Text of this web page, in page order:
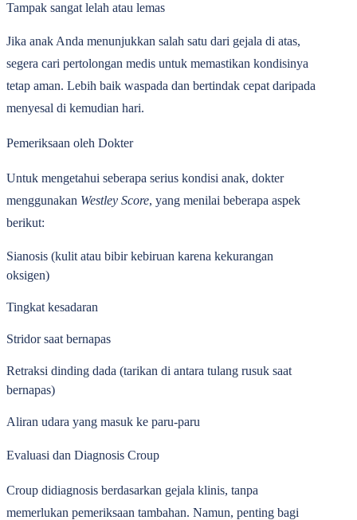
Tampak sangat lelah atau lemas
Jika anak Anda menunjukkan salah satu dari gejala di atas,
segera cari pertolongan medis untuk memastikan kondisinya
tetap aman. Lebih baik waspada dan bertindak cepat daripada
menyesal di kemudian hari.
Pemeriksaan oleh Dokter
Untuk mengetahui seberapa serius kondisi anak, dokter
menggunakan Westley Score, yang menilai beberapa aspek
berikut:
Sianosis (kulit atau bibir kebiruan karena kekurangan
oksigen)
Tingkat kesadaran
Stridor saat bernapas
Retraksi dinding dada (tarikan di antara tulang rusuk saat
bernapas)
Aliran udara yang masuk ke paru-paru
Evaluasi dan Diagnosis Croup
Croup didiagnosis berdasarkan gejala klinis, tanpa
memerlukan pemeriksaan tambahan. Namun, penting bagi